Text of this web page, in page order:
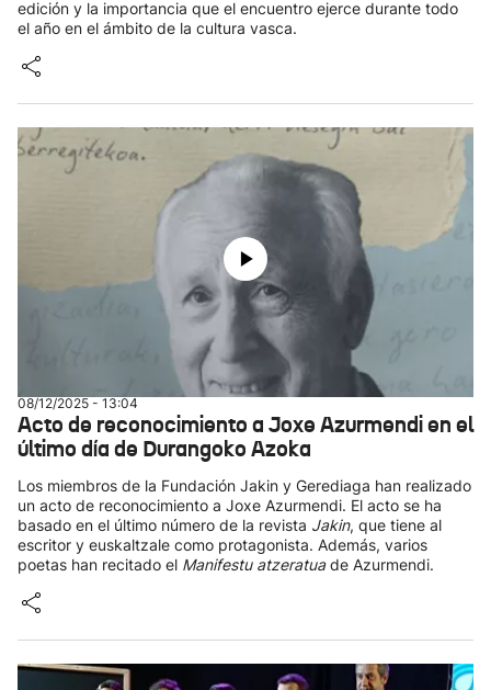
edición y la importancia que el encuentro ejerce durante todo
el año en el ámbito de la cultura vasca.
08/12/2025 - 13:04
Acto de reconocimiento a Joxe Azurmendi en el
último día de Durangoko Azoka
Los miembros de la Fundación Jakin y Gerediaga han realizado
un acto de reconocimiento a Joxe Azurmendi. El acto se ha
basado en el último número de la revista Jakin, que tiene al
escritor y euskaltzale como protagonista. Además, varios
poetas han recitado el Manifestu atzeratuade Azurmendi.